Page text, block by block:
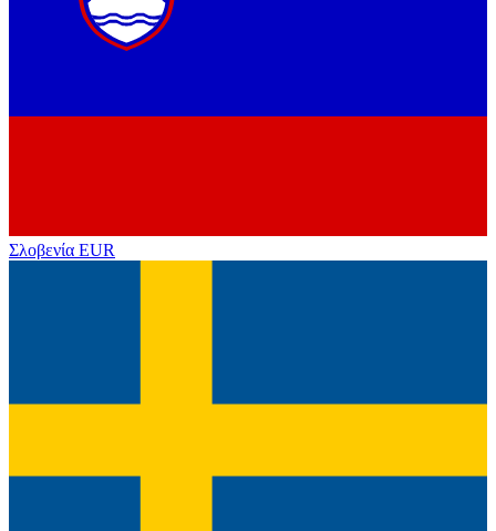
Σλοβενία EUR